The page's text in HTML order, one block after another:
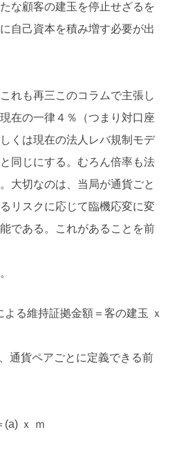
な顧客の建玉を停止せざるを
自己資本を積み増す必要が出
れも再三このコラムで主張し
在の一律４％（つまり対口座
くは現在の法人レバ規制モデ
同じにする。むろん倍率も法
大切なのは、当局が通貨ごと
リスクに応じて臨機応変に変
である。これがあることを前
る維持証拠金額＝客の建玉 ｘ
通貨ペアごとに定義できる前
(a) ｘ ｍ